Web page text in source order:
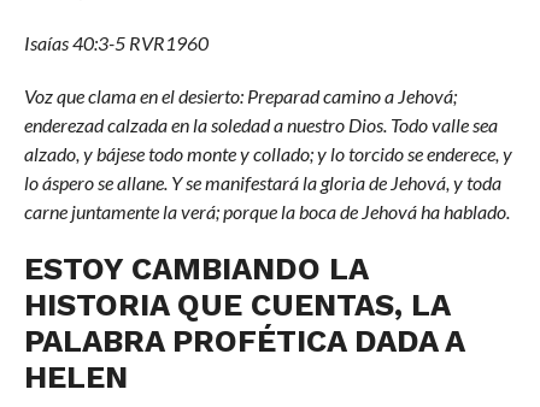
Isaías 40:3-5 RVR1960
Voz que clama en el desierto: Preparad camino a Jehová;
enderezad calzada en la soledad a nuestro Dios. Todo valle sea
alzado, y bájese todo monte y collado; y lo torcido se enderece, y
lo áspero se allane. Y se manifestará la gloria de Jehová, y toda
carne juntamente la verá; porque la boca de Jehová ha hablado.
ESTOY CAMBIANDO LA
HISTORIA QUE CUENTAS, LA
PALABRA PROFÉTICA DADA A
HELEN